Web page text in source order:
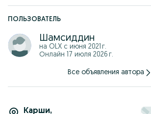
ПОЛЬЗОВАТЕЛЬ
Шамсиддин
на OLX с июня 2021 г.
Онлайн 17 июля 2026 г.
Все объявления автора
Карши,